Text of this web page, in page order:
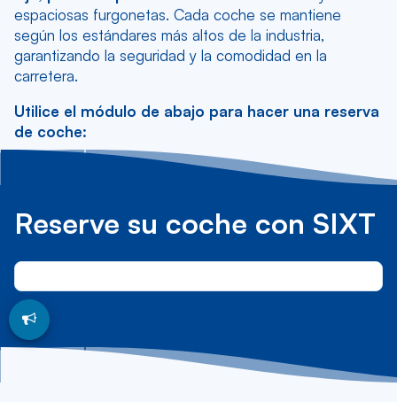
espaciosas furgonetas. Cada coche se mantiene
según los estándares más altos de la industria,
garantizando la seguridad y la comodidad en la
carretera.
Utilice el módulo de abajo para hacer una reserva
de coche:
Reserve su coche con SIXT